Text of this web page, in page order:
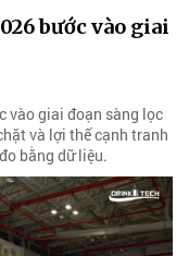
bước vào giai
vào giai đoạn sàng lọc
và lợi thế cạnh tranh
bằng dữ liệu.